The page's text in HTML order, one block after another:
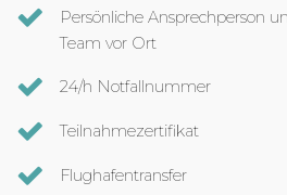
Persönliche Ansprechperson
Team vor Ort
24/h Notfallnummer
Teilnahmezertifikat
Flughafentransfer